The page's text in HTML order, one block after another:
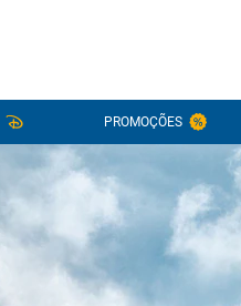
PROMOÇÕES